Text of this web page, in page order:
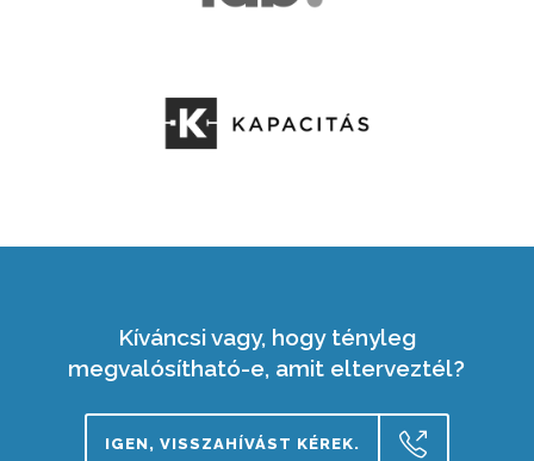
Kíváncsi vagy, hogy tényleg
megvalósítható-e, amit elterveztél?
IGEN, VISSZAHÍVÁST KÉREK.